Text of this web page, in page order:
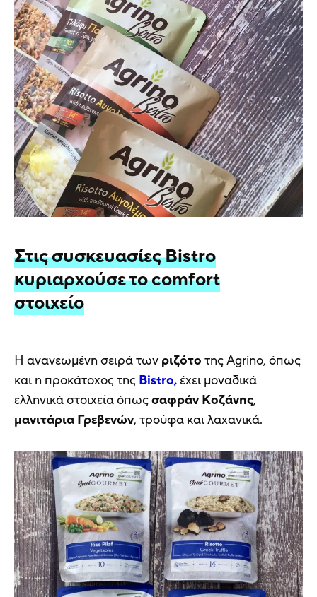
Στις συσκευασίες Bistro
κυριαρχούσε το comfort
στοιχείο
Η ανανεωμένη σειρά των ριζότο της Agrino, όπως
και η προκάτοχος της Bistro,έχει μοναδικά
ελληνικά στοιχεία όπωςσαφράν Κοζάνης,
μανιτάρια Γρεβενών, τρούφα και λαχανικά.